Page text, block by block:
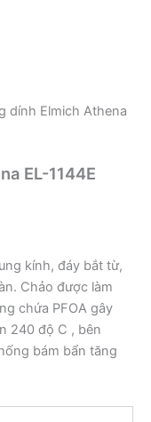
dính Elmich Athena
EL-1144E
kính, đáy bắt từ,
Chảo được làm
chứa PFOA gây
240 độ C , bên
bám bẩn tăng